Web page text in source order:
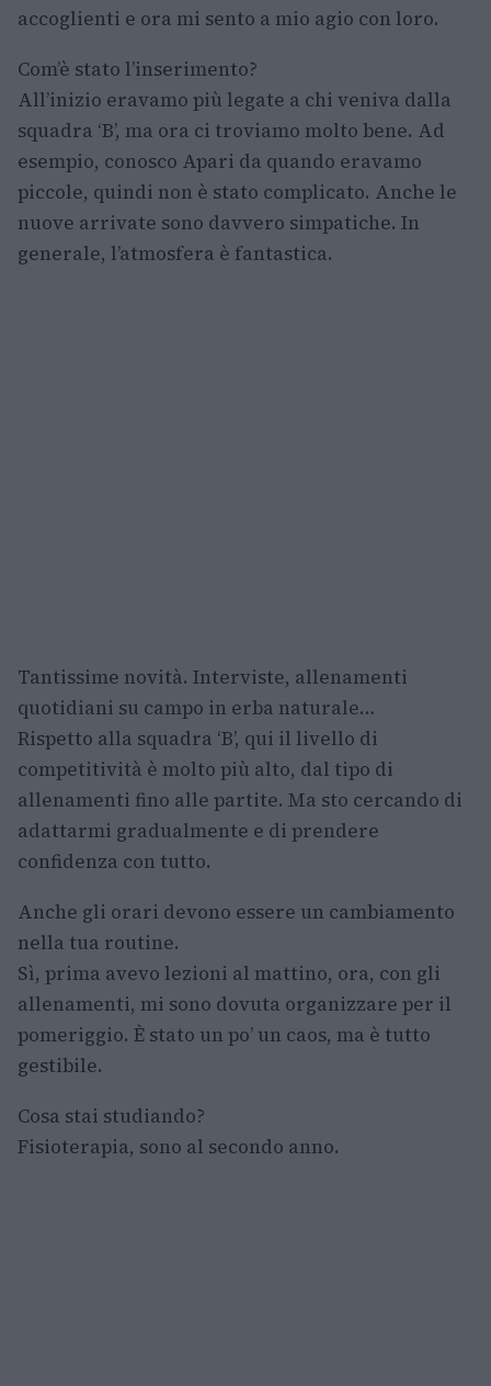
accoglienti e ora mi sento a mio agio con loro.
Com’è stato l’inserimento?
All’inizio eravamo più legate a chi veniva dalla
squadra ‘B’, ma ora ci troviamo molto bene. Ad
esempio, conosco Apari da quando eravamo
piccole, quindi non è stato complicato. Anche le
nuove arrivate sono davvero simpatiche. In
generale, l’atmosfera è fantastica.
Tantissime novità. Interviste, allenamenti
quotidiani su campo in erba naturale…
Rispetto alla squadra ‘B’, qui il livello di
competitività è molto più alto, dal tipo di
allenamenti fino alle partite. Ma sto cercando di
adattarmi gradualmente e di prendere
confidenza con tutto.
Anche gli orari devono essere un cambiamento
nella tua routine.
Sì, prima avevo lezioni al mattino, ora, con gli
allenamenti, mi sono dovuta organizzare per il
pomeriggio. È stato un po’ un caos, ma è tutto
gestibile.
Cosa stai studiando?
Fisioterapia, sono al secondo anno.